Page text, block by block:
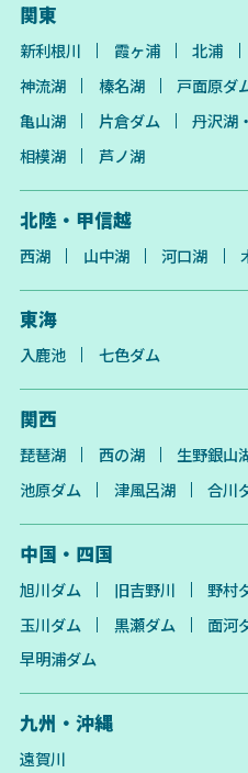
関東
新利根川 霞ヶ浦 北浦
神流湖
榛名湖 戸面原ダ
亀山湖
片倉ダム 丹沢湖
相模湖
芦ノ湖
北陸・甲信越
西湖 山中湖 河口湖
東海
入鹿池 七色ダム
関西
琵琶湖 西の湖 生野銀山
池原ダム
津風呂湖 合川
中国・四国
旭川ダム 旧吉野川 野村
玉川ダム
黒瀬ダム 面河
早明浦ダム
九州・沖縄
遠賀川